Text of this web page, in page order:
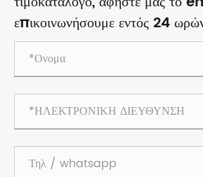
επικοινωνήσουμε εντός 24